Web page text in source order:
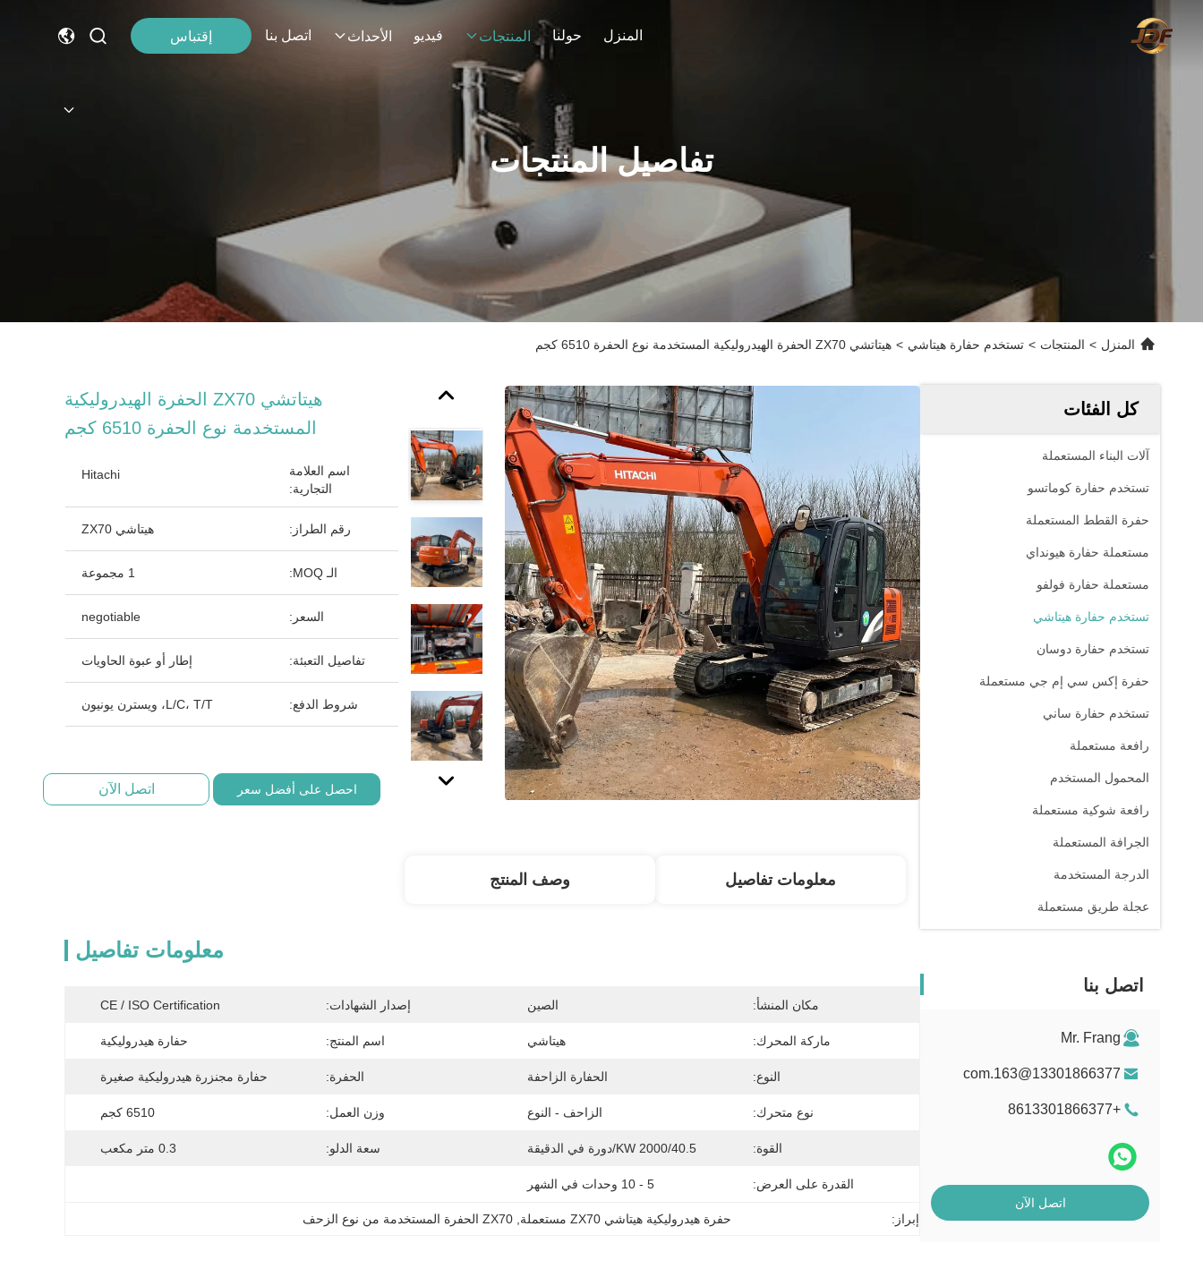
المنزل حولنا المنتجات فيديو الأحداث اتصل بنا إقتباس
تفاصيل المنتجات
المنزل > المنتجات > تستخدم حفارة هيتاشي > هيتاتشي ZX70 الحفرة الهيدروليكية المستخدمة نوع الحفرة 6510 كجم
كل الفئات
آلات البناء المستعملة
تستخدم حفارة كوماتسو
حفرة القطط المستعملة
مستعملة حفارة هيونداي
مستعملة حفارة فولفو
تستخدم حفارة هيتاشي
تستخدم حفارة دوسان
حفرة إكس سي إم جي مستعملة
تستخدم حفارة ساني
رافعة مستعملة
المحمول المستخدم
رافعة شوكية مستعملة
الجرافة المستعملة
الدرجة المستخدمة
عجلة طريق مستعملة
اتصل بنا
Mr. Frang
13301866377@163.com
+8613301866377
اتصل الآن
هيتاتشي ZX70 الحفرة الهيدروليكية
المستخدمة نوع الحفرة 6510 كجم
اسم العلامة
التجارية:
Hitachi
رقم الطراز: هيتاشي ZX70
الـ MOQ: 1 مجموعة
السعر: negotiable
تفاصيل التعبئة: إطار أو عبوة الحاويات
شروط الدفع: L/C، T/T، ويسترن يونيون
احصل على أفضل سعر اتصل الآن
معلومات تفاصيل وصف المنتج
معلومات تفاصيل
مكان المنشأ: الصين إصدار الشهادات: CE / ISO Certification
ماركة المحرك: هيتاشي اسم المنتج: حفارة هيدروليكية
النوع: الحفارة الزاحفة الحفرة: حفارة مجنزرة هيدروليكية صغيرة
نوع متحرك: الزاحف - النوع وزن العمل: 6510 كجم
القوة: 40.5/KW 2000/دورة في الدقيقة سعة الدلو: 0.3 متر مكعب
القدرة على العرض: 5 - 10 وحدات في الشهر
إبراز: حفرة هيدروليكية هيتاشي ZX70 مستعملة , ZX70 الحفرة المستخدمة من نوع الزحف